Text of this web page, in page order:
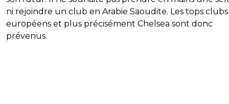
ni rejoindre un club en Arabie Saoudite. Les tops clubs
européens et plus précisément Chelsea sont donc
prévenus.